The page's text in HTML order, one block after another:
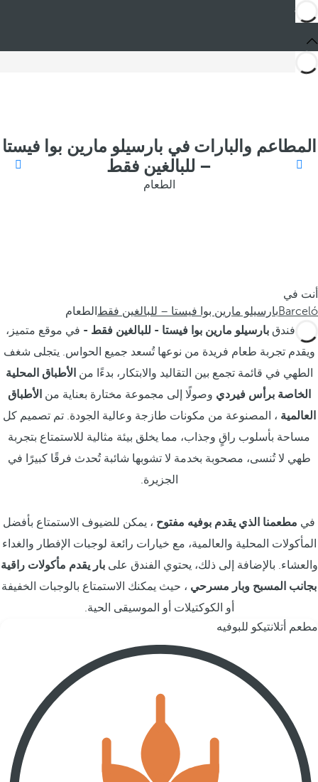
المطاعم والبارات في بارسيلو مارين بوا فيستا
– للبالغين فقط
الطعام
أنت في
Barcelóبارسيلو مارين بوا فيستا – للبالغين فقط الطعام
يقع فندقبارسيلو مارين بوا فيستا - للبالغين فقط - في موقع متميز،
ويقدم تجربة طعام فريدة من نوعها تُسعد جميع الحواس. يتجلى شغف
الطهي في قائمة تجمع بين التقاليد والابتكار، بدءًا من الأطباق المحلية
الخاصة برأس فيردي وصولًا إلى مجموعة مختارة بعناية من الأطباق
العالمية ، المصنوعة من مكونات طازجة وعالية الجودة. تم تصميم كل
مساحة بأسلوب راقٍ وجذاب، مما يخلق بيئة مثالية للاستمتاع بتجربة
طهي لا تُنسى، مصحوبة بخدمة لا تشوبها شائبة تُحدث فرقًا كبيرًا في
الجزيرة.
في مطعمنا الذي يقدم بوفيه مفتوح ، يمكن للضيوف الاستمتاع بأفضل
المأكولات المحلية والعالمية، مع خيارات رائعة لوجبات الإفطار والغداء
والعشاء. بالإضافة إلى ذلك، يحتوي الفندق علىبار يقدم مأكولات راقية
بجانب المسبح وبار مسرحي ، حيث يمكنك الاستمتاع بالوجبات الخفيفة
أو الكوكتيلات أو الموسيقى الحية.
مطعم أتلانتيكو للبوفيه